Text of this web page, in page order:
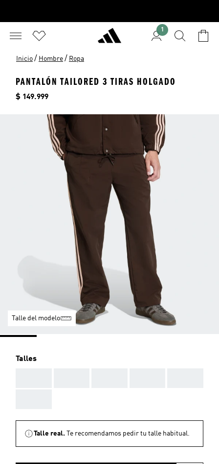
1
Inicio / Hombre / Ropa
PANTALÓN TAILORED 3 TIRAS HOLGADO
Precio
$ 149.999
Talle del modelo
Talles
Talle real. Te recomendamos pedir tu talle habitual.